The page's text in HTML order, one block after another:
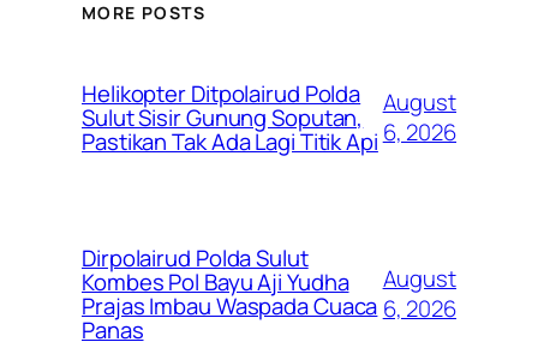
MORE POSTS
Helikopter Ditpolairud Polda
Sulut Sisir Gunung Soputan,
Pastikan Tak Ada Lagi Titik Api
August
6, 2026
Dirpolairud Polda Sulut
Kombes Pol Bayu Aji Yudha
Prajas Imbau Waspada Cuaca
Panas
August
6, 2026